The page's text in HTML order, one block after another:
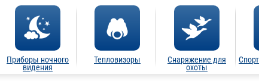
Приборы ночного
видения
Тепловизоры
Снаряжение для
охоты